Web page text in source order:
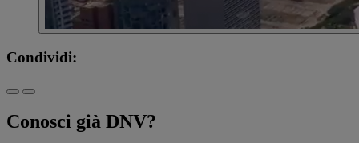
Condividi:
Conosci già DNV?